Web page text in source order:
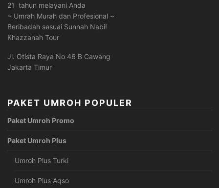
21 tahun melayani Anda
~ Umrah Murah dan Profesional ~
Beribadah sesuai Sunnah Nabi!
Khazzanah Tour
Jl. Otista Raya No 46 B Cawang
Jakarta Timur
PAKET UMROH POPULER
Paket Umroh Promo
Paket Umroh Plus
Umroh Plus Turki
Umroh Plus Aqso